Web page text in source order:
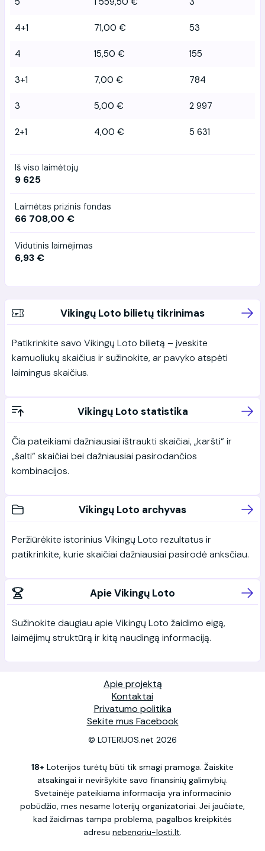
4+1 71,00 € 53
4 15,50 € 155
3+1 7,00 € 784
3 5,00 € 2 997
2+1 4,00 € 5 631
Iš viso laimėtojų
9 625
Laimėtas prizinis fondas
66 708,00 €
Vidutinis laimėjimas
6,93 €
Vikingų Loto bilietų tikrinimas
Patikrinkite savo Vikingų Loto bilietą – įveskite
kamuoliukų skaičius ir sužinokite, ar pavyko atspėti
laimingus skaičius.
Vikingų Loto statistika
Čia pateikiami dažniausiai ištraukti skaičiai, „karšti“ ir
„šalti“ skaičiai bei dažniausiai pasirodančios
kombinacijos.
Vikingų Loto archyvas
Peržiūrėkite istorinius Vikingų Loto rezultatus ir
patikrinkite, kurie skaičiai dažniausiai pasirodė anksčiau.
Apie Vikingų Loto
Sužinokite daugiau apie Vikingų Loto žaidimo eigą,
laimėjimų struktūrą ir kitą naudingą informaciją.
Apie projektą
Kontaktai
Privatumo politika
Sekite mus Facebook
© LOTERIJOS.net 2026
18+ Loterijos turėtų būti tik smagi pramoga. Žaiskite
atsakingai ir neviršykite savo finansinių galimybių.
Svetainėje pateikiama informacija yra informacinio
pobūdžio, mes nesame loterijų organizatoriai. Jei jaučiate,
kad žaidimas tampa problema, pagalbos kreipkitės
adresu nebenoriu-losti.lt